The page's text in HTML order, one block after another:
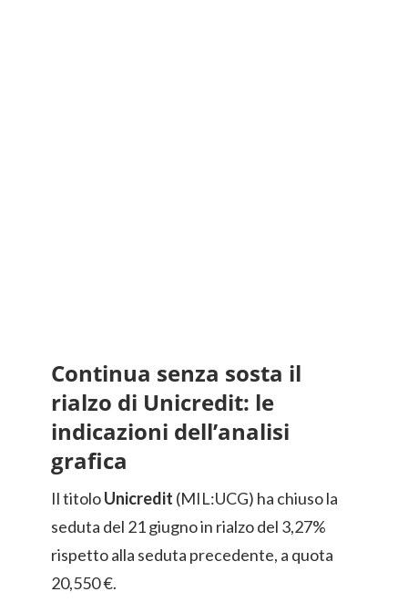
Continua senza sosta il
rialzo di Unicredit: le
indicazioni dell’analisi
grafica
Il titoloUnicredit (MIL:UCG) ha chiuso la
seduta del 21 giugno in rialzo del 3,27%
rispetto alla seduta precedente, a quota
20,550 €.